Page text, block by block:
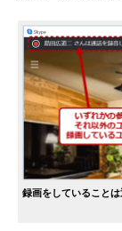
録画をしていること